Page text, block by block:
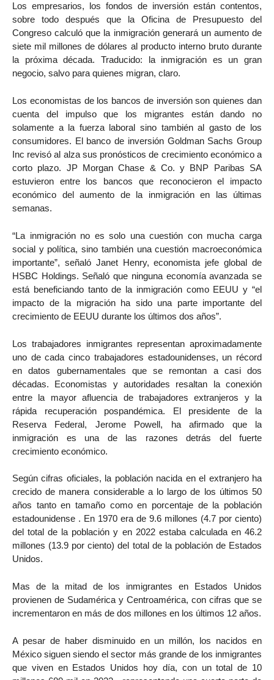
Los empresarios, los fondos de inversión están contentos,
sobre todo después que la Oficina de Presupuesto del
Congreso calculó que la inmigración generará un aumento de
siete mil millones de dólares al producto interno bruto durante
la próxima década. Traducido: la inmigración es un gran
negocio, salvo para quienes migran, claro.
Los economistas de los bancos de inversión son quienes dan
cuenta del impulso que los migrantes están dando no
solamente a la fuerza laboral sino también al gasto de los
consumidores. El banco de inversión Goldman Sachs Group
Inc revisó al alza sus pronósticos de crecimiento económico a
corto plazo. JP Morgan Chase & Co. y BNP Paribas SA
estuvieron entre los bancos que reconocieron el impacto
económico del aumento de la inmigración en las últimas
semanas.
“La inmigración no es solo una cuestión con mucha carga
social y política, sino también una cuestión macroeconómica
importante”, señaló Janet Henry, economista jefe global de
HSBC Holdings. Señaló que ninguna economía avanzada se
está beneficiando tanto de la inmigración como EEUU y “el
impacto de la migración ha sido una parte importante del
crecimiento de EEUU durante los últimos dos años”.
Los trabajadores inmigrantes representan aproximadamente
uno de cada cinco trabajadores estadounidenses, un récord
en datos gubernamentales que se remontan a casi dos
décadas. Economistas y autoridades resaltan la conexión
entre la mayor afluencia de trabajadores extranjeros y la
rápida recuperación pospandémica. El presidente de la
Reserva Federal, Jerome Powell, ha afirmado que la
inmigración es una de las razones detrás del fuerte
crecimiento económico.
Según cifras oficiales, la población nacida en el extranjero ha
crecido de manera considerable a lo largo de los últimos 50
años tanto en tamaño como en porcentaje de la población
estadounidense . En 1970 era de 9.6 millones (4.7 por ciento)
del total de la población y en 2022 estaba calculada en 46.2
millones (13.9 por ciento) del total de la población de Estados
Unidos.
Mas de la mitad de los inmigrantes en Estados Unidos
provienen de Sudamérica y Centroamérica, con cifras que se
incrementaron en más de dos millones en los últimos 12 años.
A pesar de haber disminuido en un millón, los nacidos en
México siguen siendo el sector más grande de los inmigrantes
que viven en Estados Unidos hoy día, con un total de 10